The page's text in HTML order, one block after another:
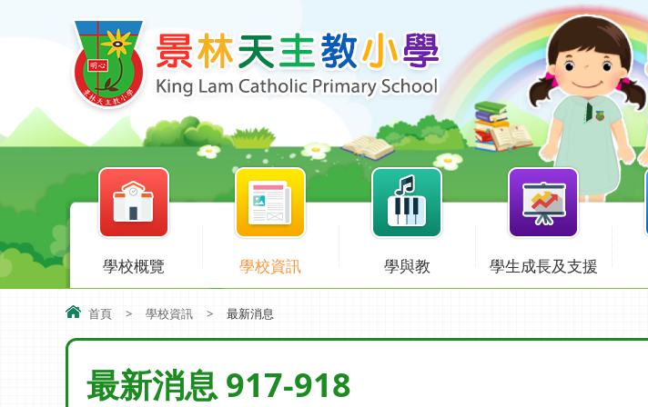
學校概覽 學校資訊 學與教 學生成長及支援
首頁 > 學校資訊 > 最新消息
最新消息 917-918